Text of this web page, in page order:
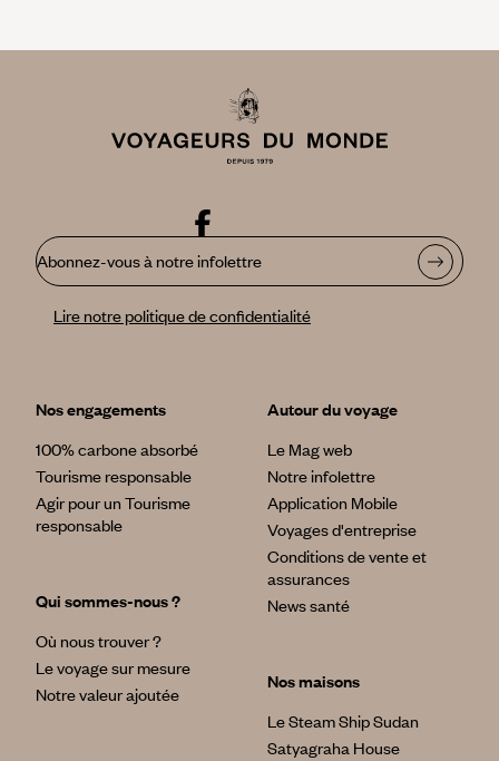
Abonnez-vous à notre infolettre
Lire notre politique de confidentialité
Nos engagements
100% carbone absorbé
Tourisme responsable
Agir pour un Tourisme
responsable
Qui sommes-nous ?
Où nous trouver ?
Le voyage sur mesure
Notre valeur ajoutée
Autour du voyage
Le Mag web
Notre infolettre
Application Mobile
Voyages d'entreprise
Conditions de vente et
assurances
News santé
Nos maisons
Le Steam Ship Sudan
Satyagraha House